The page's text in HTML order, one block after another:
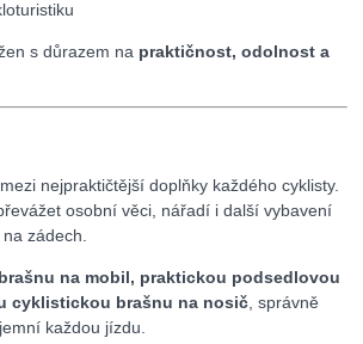
s důrazem na praktičnost, odolnost a
nejpraktičtější doplňky každého cyklisty.
osobní věci, nářadí i další vybavení
zádech.
na mobil, praktickou podsedlovou
cyklistickou brašnu na nosič , správně
každou jízdu.